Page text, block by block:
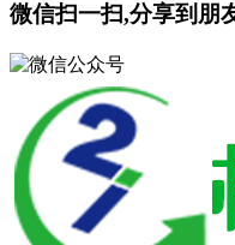
微信扫一扫,分享到朋